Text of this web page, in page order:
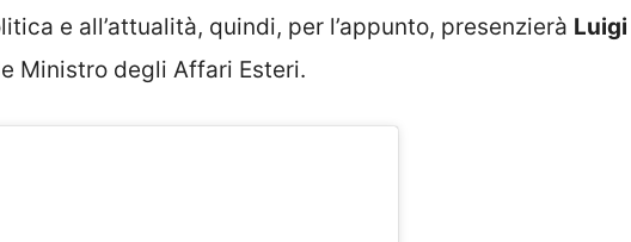
e all’attualità, quindi, per l’appunto, presenzierà Luigi
Ministro degli Affari Esteri.